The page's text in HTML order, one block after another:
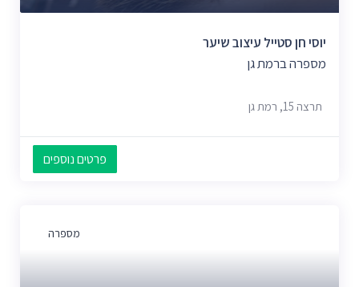
יוסי חן סטייל עיצוב שיער
מספרה ברמת גן
תרצה 15, רמת גן
פרטים נוספים
מספרה